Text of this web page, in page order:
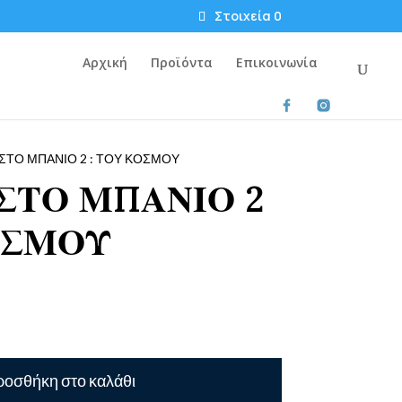
Στοιχεία 0
Αρχική Προϊόντα Επικοινωνία
ΜΠΑΝΙΟ 2 : ΤΟΥ ΚΟΣΜΟΥ
ΜΠΑΝΙΟ 2
στο καλάθι